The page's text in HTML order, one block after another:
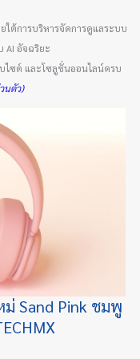
ใต้การบริหารจัดการดูแลระบบ
AI อัจฉริยะ
บไซต์ และโซลูชั่นออนไลน์ครบ
นตัว)
ม่ Sand Pink ชมพู